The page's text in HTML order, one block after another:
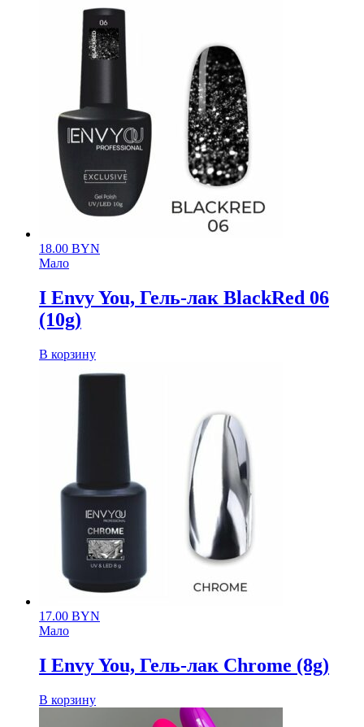
18.00 BYN
Мало
I Envy You, Гель-лак BlackRed 06
(10g)
В корзину
17.00 BYN
Мало
I Envy You, Гель-лак Chrome (8g)
В корзину